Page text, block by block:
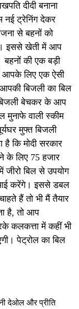
दीदी बनाना
नई ट्रेनिंग देकर
से बहनों को
इससे खेती में आप
बहनों की एक बड़ी
आपके लिए एक ऐसी
बिजली का बिल
बिजली बेचकर के आप
वाली स्कीम
मुफ्त बिजली
कि मोदी सरकार
के लिए 75 हजार
बिल से उपयोग
करेंगे। इससे डबल
हैं तो भी मैं तैयार
है, तो आप
कलकत्ता में कहीं भी
पेट्रोल का बिल
देओल और प्रीति